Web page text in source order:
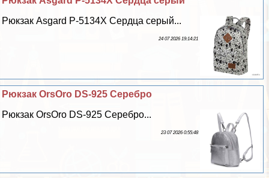
Рюкзак Asgard Р-5134Х Сердца серый...
24 07 2026 19:14:21
Рюкзак OrsOro DS-925 Серебро
Рюкзак OrsOro DS-925 Серебро...
23 07 2026 0:55:48